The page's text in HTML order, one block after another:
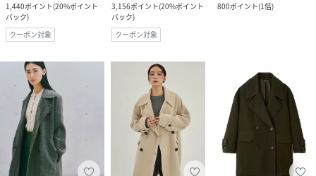
1,440ポイント(20%ポイント
バック)
クーポン対象
3,156ポイント(20%ポイント
バック)
クーポン対象
800ポイント(1倍)